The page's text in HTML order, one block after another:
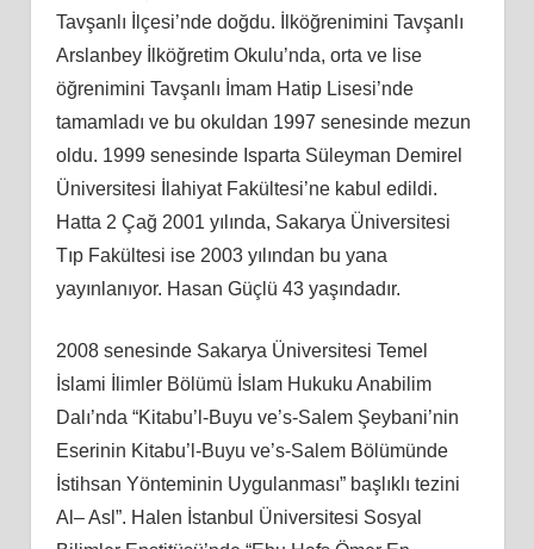
Tavşanlı İlçesi’nde doğdu. İlköğrenimini Tavşanlı
Arslanbey İlköğretim Okulu’nda, orta ve lise
öğrenimini Tavşanlı İmam Hatip Lisesi’nde
tamamladı ve bu okuldan 1997 senesinde mezun
oldu. 1999 senesinde Isparta Süleyman Demirel
Üniversitesi İlahiyat Fakültesi’ne kabul edildi.
Hatta 2 Çağ 2001 yılında, Sakarya Üniversitesi
Tıp Fakültesi ise 2003 yılından bu yana
yayınlanıyor. Hasan Güçlü 43 yaşındadır.
2008 senesinde Sakarya Üniversitesi Temel
İslami İlimler Bölümü İslam Hukuku Anabilim
Dalı’nda “Kitabu’l-Buyu ve’s-Salem Şeybani’nin
Eserinin Kitabu’l-Buyu ve’s-Salem Bölümünde
İstihsan Yönteminin Uygulanması” başlıklı tezini
Al– Asl”. Halen İstanbul Üniversitesi Sosyal